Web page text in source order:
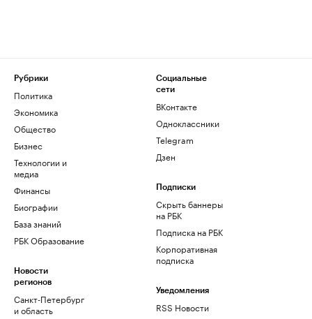
Рубрики
Политика
Экономика
Общество
Бизнес
Технологии и
медиа
Финансы
Биографии
База знаний
РБК Образование
Новости
регионов
Санкт-Петербург
и область
Социальные
сети
ВКонтакте
Одноклассники
Telegram
Дзен
Подписки
Скрыть баннеры
на РБК
Подписка на РБК
Корпоративная
подписка
Уведомления
RSS Новости